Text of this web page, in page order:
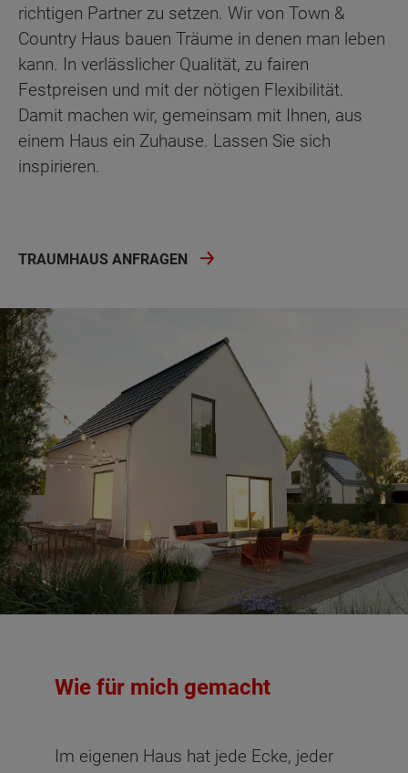
richtigen Partner zu setzen. Wir von Town &
Country Haus bauen Träume in denen man leben
kann. In verlässlicher Qualität, zu fairen
Festpreisen und mit der nötigen Flexibilität.
Damit machen wir, gemeinsam mit Ihnen, aus
einem Haus ein Zuhause. Lassen Sie sich
inspirieren.
TRAUMHAUS ANFRAGEN
Wie für mich gemacht
Im eigenen Haus hat jede Ecke, jeder